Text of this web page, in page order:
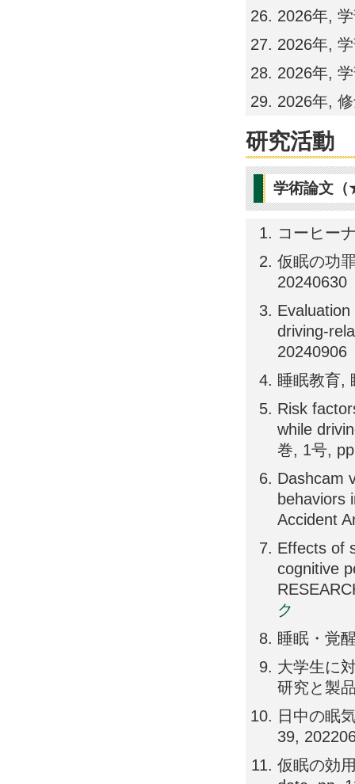
2026年,
2026年,
2026年,
2026年,
研究活動
学術論文
コーヒー
仮眠の功
20240630
driving-
20240906
睡眠教育,
Risk
while
巻, 1号,
Dashcam
behaviors
Accident
Effects of
cognitive
ク
睡眠・覚
大学生に
研究と製
日中の眠
39,
仮眠の効